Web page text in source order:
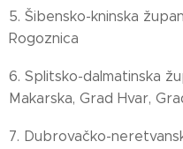
5. Šibensko-kninska
Rogoznica
6. Splitsko-dalmatinska
Makarska, Grad Hvar,
7. Dubrovačko-